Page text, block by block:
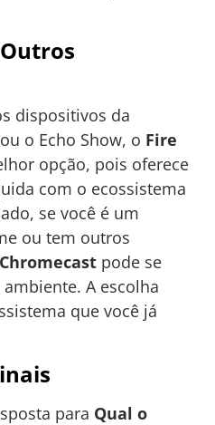
dispositivos da
o Echo Show, o Fire
opção, pois oferece
com o ecossistema
se você é um
ou tem outros
Chromecast pode se
A escolha
que você já
para Qual o